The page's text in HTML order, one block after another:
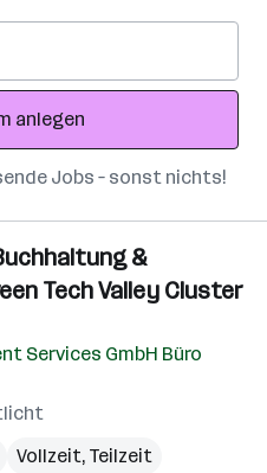
anlegen
Jobs – sonst nichts!
&
Tech Valley Cluster
Services GmbH Büro
Vollzeit, Teilzeit